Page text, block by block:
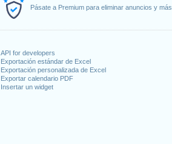
Pásate a Premium para eliminar anuncios y más
API for developers
Exportación estándar de Excel
Exportación personalizada de Excel
Exportar calendario PDF
Insertar un widget